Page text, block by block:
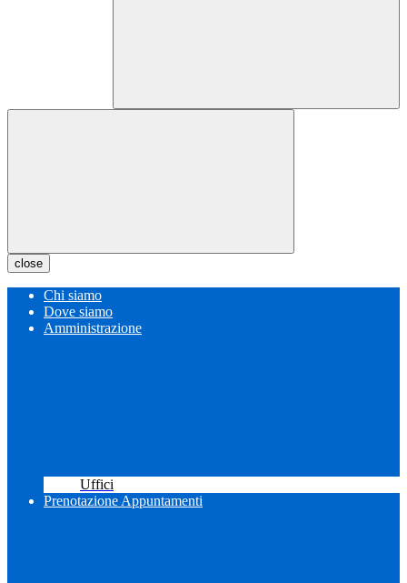
close
Chi siamo
Dove siamo
Amministrazione
Uffici
Prenotazione Appuntamenti